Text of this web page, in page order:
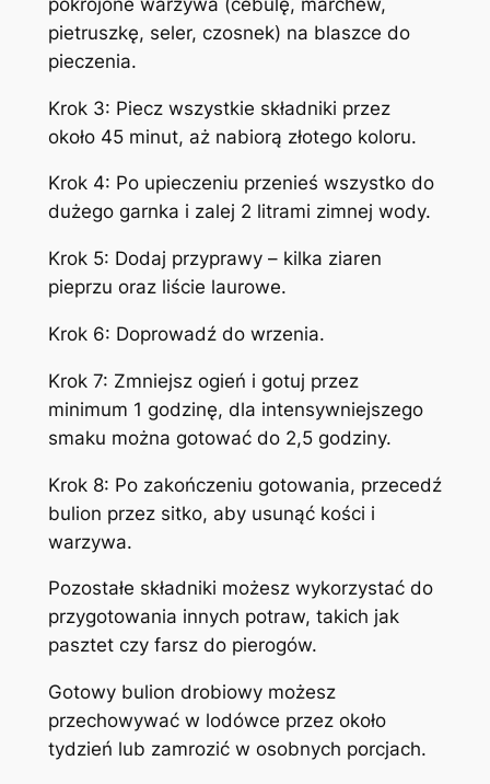
pietruszkę, seler, czosnek) na blaszce do
pieczenia.
Krok 3: Piecz wszystkie składniki przez
około 45 minut, aż nabiorą złotego koloru.
Krok 4: Po upieczeniu przenieś wszystko do
dużego garnka i zalej 2 litrami zimnej wody.
Krok 5: Dodaj przyprawy – kilka ziaren
pieprzu oraz liście laurowe.
Krok 6: Doprowadź do wrzenia.
Krok 7: Zmniejsz ogień i gotuj przez
minimum 1 godzinę, dla intensywniejszego
smaku można gotować do 2,5 godziny.
Krok 8: Po zakończeniu gotowania, przecedź
bulion przez sitko, aby usunąć kości i
warzywa.
Pozostałe składniki możesz wykorzystać do
przygotowania innych potraw, takich jak
pasztet czy farsz do pierogów.
Gotowy bulion drobiowy możesz
przechowywać w lodówce przez około
tydzień lub zamrozić w osobnych porcjach.